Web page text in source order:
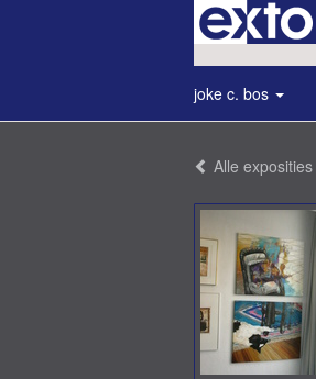
joke c. bos
Alle exposities